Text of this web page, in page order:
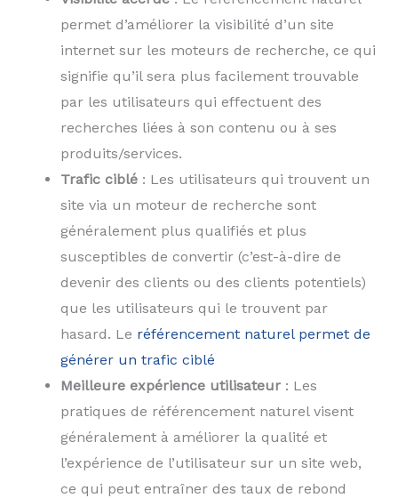
permet d’améliorer la visibilité d’un site
internet sur les moteurs de recherche, ce qui
signifie qu’il sera plus facilement trouvable
par les utilisateurs qui effectuent des
recherches liées à son contenu ou à ses
produits/services.
Trafic ciblé : Les utilisateurs qui trouvent un
site via un moteur de recherche sont
généralement plus qualifiés et plus
susceptibles de convertir (c’est-à-dire de
devenir des clients ou des clients potentiels)
que les utilisateurs qui le trouvent par
hasard. Le référencement naturel permet de
générer un trafic ciblé
Meilleure expérience utilisateur : Les
pratiques de référencement naturel visent
généralement à améliorer la qualité et
l’expérience de l’utilisateur sur un site web,
ce qui peut entraîner des taux de rebond